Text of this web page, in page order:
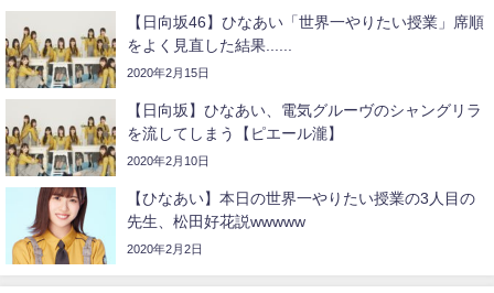
【日向坂46】ひなあい「世界一やりたい授業」席順
をよく見直した結果......
2020年2月15日
【日向坂】ひなあい、電気グルーヴのシャングリラ
を流してしまう【ピエール瀧】
2020年2月10日
【ひなあい】本日の世界一やりたい授業の3人目の
先生、松田好花説wwwww
2020年2月2日